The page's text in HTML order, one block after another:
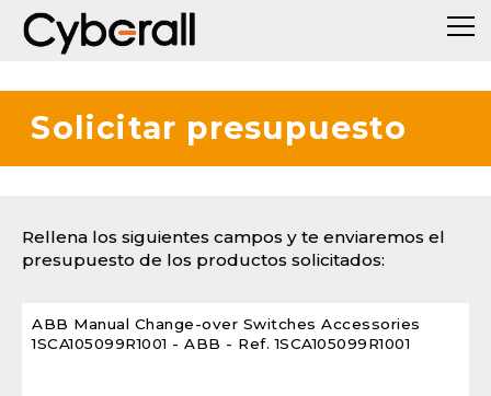
Solicitar presupuesto
Rellena los siguientes campos y te enviaremos el
presupuesto de los productos solicitados: